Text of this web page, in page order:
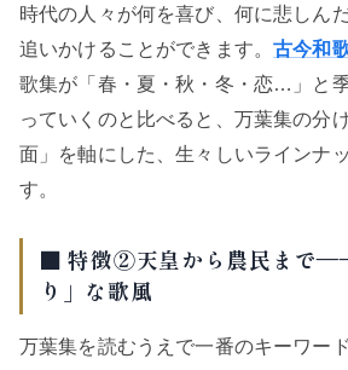
時代の人々が何を喜び、何に悲しん
追いかけることができます。古今和
歌集が「春・夏・秋・冬・恋…」と
っていくのと比べると、万葉集の分
面」を軸にした、生々しいラインナ
す。
■ 特徴②天皇から農民まで
り」な歌風
万葉集を読むうえで一番のキーワー